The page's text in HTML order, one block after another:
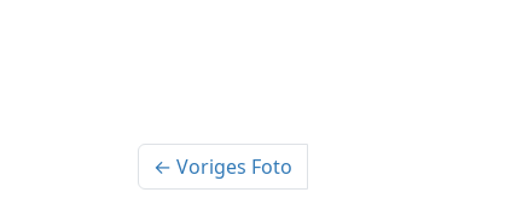
← Voriges Foto